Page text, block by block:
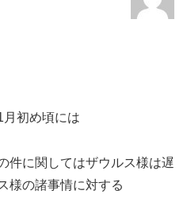
初め頃には
件に関してはザウルス様は遅
様の諸事情に対する